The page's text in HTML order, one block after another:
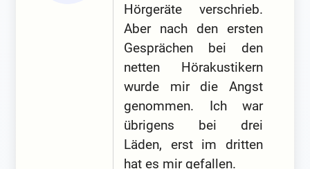
Hörgeräte verschrieb.
Aber nach den ersten
Gesprächen bei den
netten Hörakustikern
wurde mir die Angst
genommen. Ich war
übrigens bei drei
Läden, erst im dritten
hat es mir gefallen.